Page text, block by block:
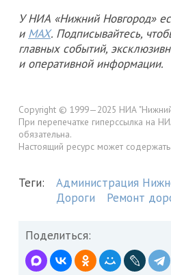
У НИА «Нижний Новгород»
и MAX. Подписывайтесь,
главных событий,
и оперативной информации.
Copyright © 1999—2025 НИА
При перепечатке гиперссылка на
обязательна.
Настоящий ресурс может
Теги:
Администрация
Дороги
Ремонт
Поделиться: